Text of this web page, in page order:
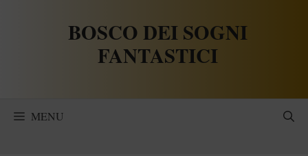
BOSCO DEI SOGNI
FANTASTICI
MENU